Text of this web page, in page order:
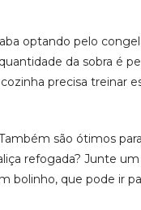
optando pelo
da sobra é
precisa treinar
são ótimos
refogada? Junte
que pode ir